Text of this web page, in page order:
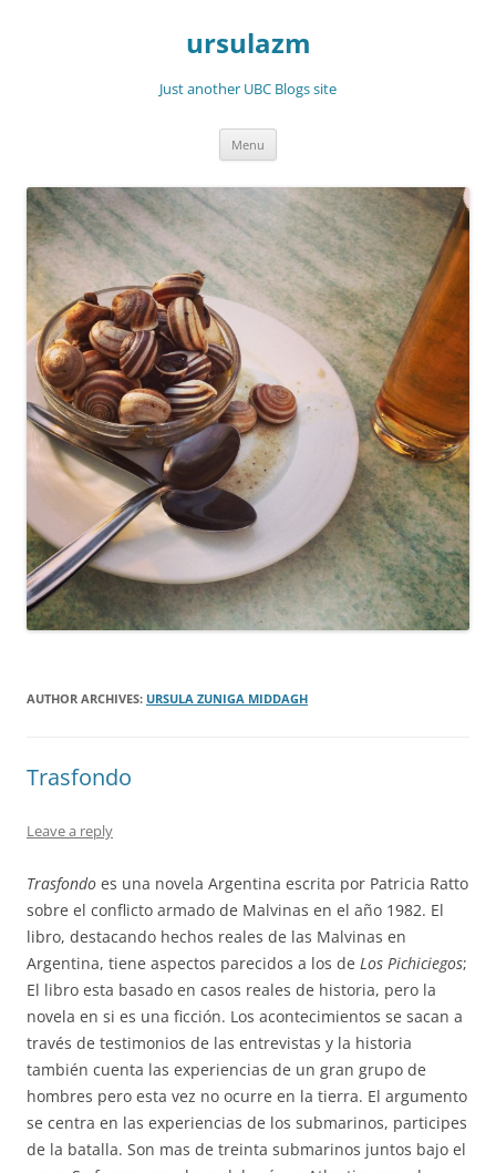
ursulazm
Just another UBC Blogs site
Menu
AUTHOR ARCHIVES: URSULA ZUNIGA MIDDAGH
Trasfondo
Leave a reply
Trasfondo es una novela Argentina escrita por Patricia Ratto
sobre el conflicto armado de Malvinas en el año 1982. El
libro, destacando hechos reales de las Malvinas en
Argentina, tiene aspectos parecidos a los de Los Pichiciegos;
El libro esta basado en casos reales de historia, pero la
novela en si es una ficción. Los acontecimientos se sacan a
través de testimonios de las entrevistas y la historia
también cuenta las experiencias de un gran grupo de
hombres pero esta vez no ocurre en la tierra. El argumento
se centra en las experiencias de los submarinos, participes
de la batalla. Son mas de treinta submarinos juntos bajo el